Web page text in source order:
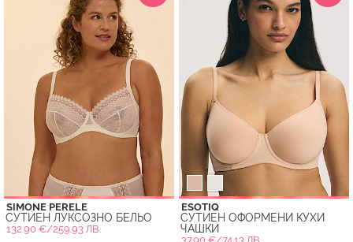
SIMONE PERELE
СУТИЕН ЛУКСОЗНО БЕЛЬО
132.90 €/259.93 ЛВ.
ESOTIQ
СУТИЕН ОФОРМЕНИ КУХИ
ЧАШКИ